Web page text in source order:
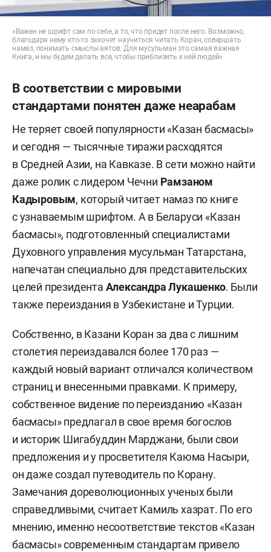
«Важен не шрифт сам по себе, а то, что придет после него. Возможно,
благодаря нему кто-то захочет научиться читать Коран, совершать
намаз, понимать смыслы аятов. Для мусульман это самая важная
Книга, и мы будем делать все, чтобы приблизить к ней людей»
В соответствии с мировыми
стандартами понятен даже неарабам
Не теряет своей популярности «Казан басмасы»
и сегодня — тысячные тиражи расходятся
в Средней Азии, на Кавказе. В сети можно найти
даже ролик с лидером Чечни Рамзаном
Кадыровым, который читает намаз по книге
с узнаваемым шрифтом. А в Беларуси «Казан
басмасы», подготовленный специалистами
Духовного управления мусульман Татарстана,
напечатан специально для представительских
целей президента Александра Лукашенко. Были
также переиздания в Узбекистане и Турции.
Собственно, в Казани Коран за два с лишним
столетия переиздавался более 170 раз —
каждый новый вариант отличался количеством
страниц и внесенными правками. К примеру,
собственное видение по переизданию «Казан
басмасы» предлагал в свое время богослов
и историк Шигабуддин Марджани, были свои
предложения и у просветителя Каюма Насыри,
он даже создал путеводитель по Корану.
Замечания дореволюционных ученых были
справедливыми, считает Камиль хазрат. По его
мнению, именно несоответствие текстов «Казан
басмасы» современным стандартам привело